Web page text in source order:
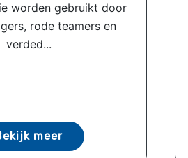
worden gebruikt door
rode teamers en
verded...
meer